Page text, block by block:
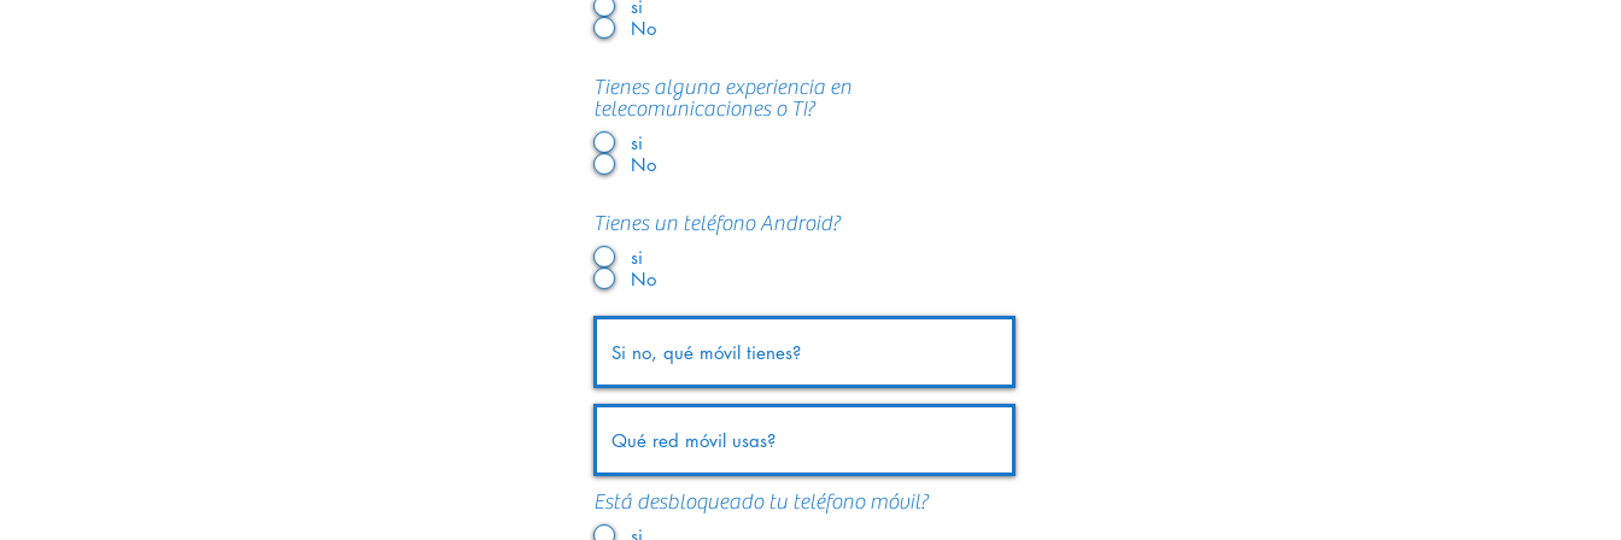
si
No
Tienes alguna experiencia en
telecomunicaciones o TI?
si
No
Tienes un teléfono Android?
si
No
Está desbloqueado tu teléfono móvil?
si